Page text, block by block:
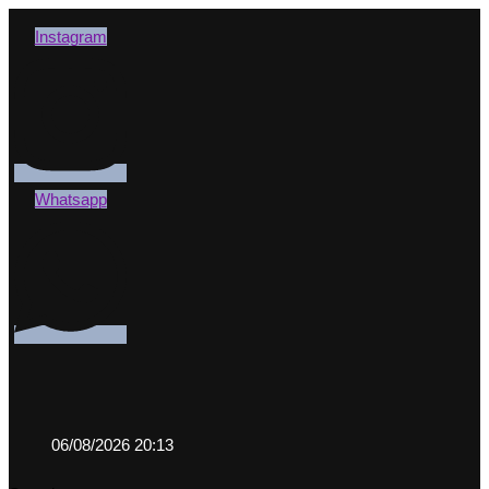
Instagram
Whatsapp
06/08/2026 20:13